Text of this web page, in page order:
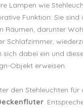
Lampen wie
Funktion. Sie sind
Räumen, darunter
Schlafzimmer,
dabei ein und
Objekt erweisen.
den Stehleuchten
.